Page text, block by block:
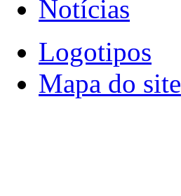
Notícias
Logotipos
Mapa do site